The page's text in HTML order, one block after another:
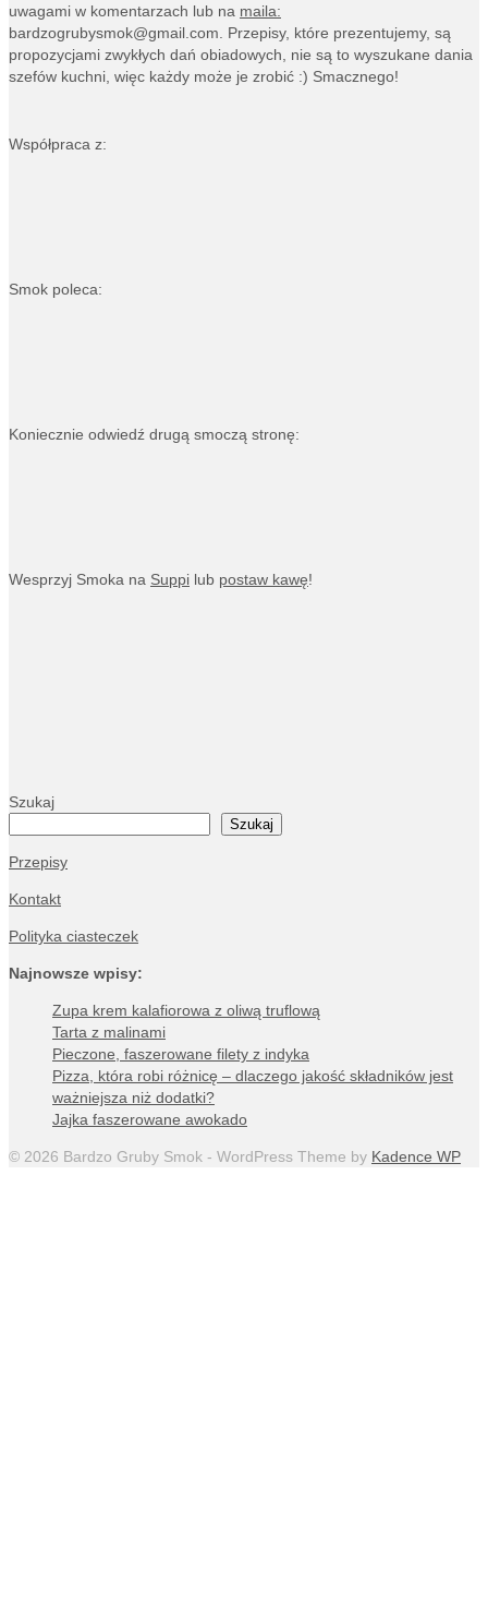
uwagami w komentarzach lub na maila:
bardzogrubysmok@gmail.com . Przepisy, które prezentujemy, są
propozycjami zwykłych dań obiadowych, nie są to wyszukane dania
szefów kuchni, więc każdy może je zrobić :) Smacznego!
Współpraca z:
Smok poleca:
Koniecznie odwiedź drugą smoczą stronę:
Wesprzyj Smoka na Suppi lub postaw kawę!
Szukaj
Szukaj
Przepisy
Kontakt
Polityka ciasteczek
Najnowsze wpisy:
Zupa krem kalafiorowa z oliwą truflową
Tarta z malinami
Pieczone, faszerowane filety z indyka
Pizza, która robi różnicę – dlaczego jakość składników jest
ważniejsza niż dodatki?
Jajka faszerowane awokado
© 2026 Bardzo Gruby Smok - WordPress Theme by Kadence WP